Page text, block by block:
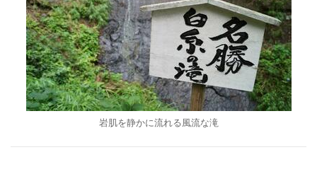
岩肌を静かに流れる風流な滝